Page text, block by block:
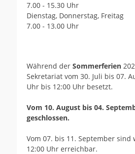
7.00 - 15.30 Uhr
Dienstag, Donnerstag, Freitag
7.00 - 13.00 Uhr
Während der Sommerferien
Sekretariat vom 30. Juli bis 07.
Uhr bis 12:00 Uhr besetzt.
Vom 10. August bis 04.
geschlossen.
Vom 07. bis 11. September sind
12:00 Uhr erreichbar.